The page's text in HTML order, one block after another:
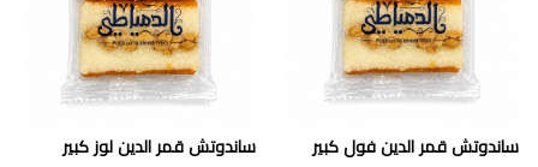
ساندوتش قمر الدين فول كبير ساندوتش قمر الدين لوز كبير